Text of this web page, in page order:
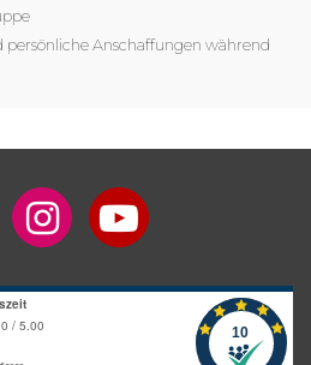
persönliche Anschaffungen während